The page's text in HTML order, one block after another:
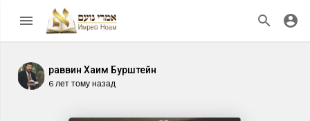
раввин Хаим Бурштейн
6 лет тому назад